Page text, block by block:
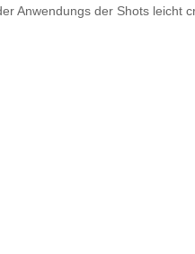
Anwendungs der Shots leicht